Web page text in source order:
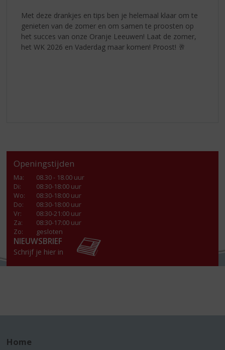
Met deze drankjes en tips ben je helemaal klaar om te
genieten van de zomer en om samen te proosten op
het succes van onze Oranje Leeuwen! Laat de zomer,
het WK 2026 en Vaderdag maar komen! Proost! 🥂
Openingstijden
Ma:
08.30 - 18.00 uur
Di:
08:30-18:00 uur
Wo:
08:30-18:00 uur
Do:
08:30-18:00 uur
Vr:
08:30-21:00 uur
Za:
08:30-17:00 uur
Zo:
gesloten
NIEUWSBRIEF
Schrijf je hier in
Home